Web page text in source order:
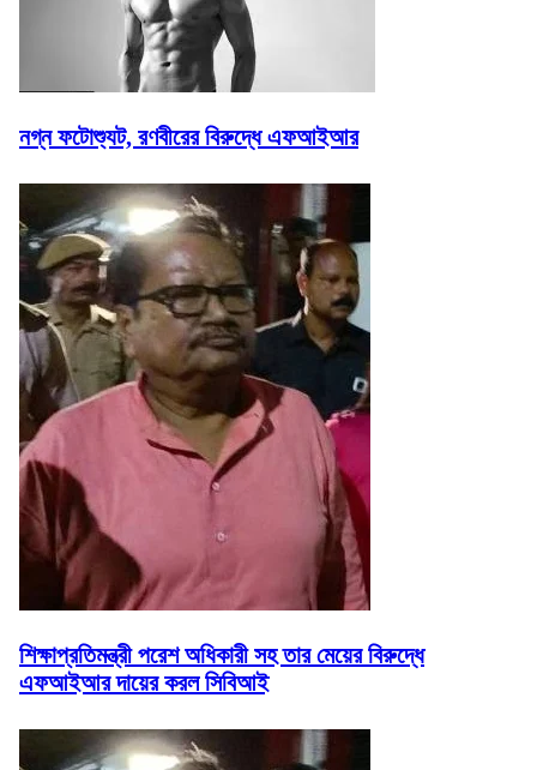
নগ্ন ফটোশ্যুট, রণবীরের বিরুদ্ধে এফআইআর
শিক্ষাপ্রতিমন্ত্রী পরেশ অধিকারী সহ তার মেয়ের বিরুদ্ধে
এফআইআর দায়ের করল সিবিআই